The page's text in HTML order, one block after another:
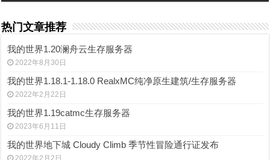
热门文章推荐
我的世界1.20澜舟云生存服务器
2022年8月30日
我的世界1.18.1-1.18.0 RealxMC纯净原生建筑/生存服务器
2022年2月22日
我的世界1.19catmc生存服务器
2023年6月11日
我的世界地下城 Cloudy Climb 季节性冒险通行证发布
2022年2月2日